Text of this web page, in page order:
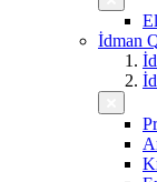
İdman